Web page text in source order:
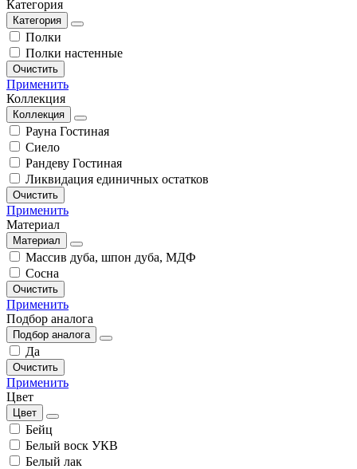
Категория
Категория
Полки
Полки настенные
Очистить
Применить
Коллекция
Коллекция
Рауна Гостиная
Сиело
Рандеву Гостиная
Ликвидация единичных остатков
Очистить
Применить
Материал
Материал
Массив дуба, шпон дуба, МДФ
Сосна
Очистить
Применить
Подбор аналога
Подбор аналога
Да
Очистить
Применить
Цвет
Цвет
Бейц
Белый воск УКВ
Белый лак